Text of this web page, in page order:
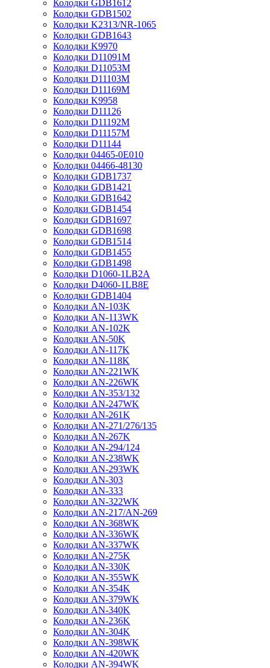
Колодки GDB1612
Колодки GDB1502
Колодки K2313/NR-1065
Колодки GDB1643
Колодки K9970
Колодки D11091M
Колодки D11053M
Колодки D11103M
Колодки D11169M
Колодки K9958
Колодки D11126
Колодки D11192M
Колодки D11157M
Колодки D11144
Колодки 04465-0E010
Колодки 04466-48130
Колодки GDB1737
Колодки GDB1421
Колодки GDB1642
Колодки GDB1454
Колодки GDB1697
Колодки GDB1698
Колодки GDB1514
Колодки GDB1455
Колодки GDB1498
Колодки D1060-1LB2A
Колодки D4060-1LB8E
Колодки GDB1404
Колодки AN-103K
Колодки AN-113WK
Колодки AN-102K
Колодки AN-50K
Колодки AN-117K
Колодки AN-118K
Колодки AN-221WK
Колодки AN-226WK
Колодки AN-353/132
Колодки AN-247WK
Колодки AN-261K
Колодки AN-271/276/135
Колодки AN-267K
Колодки AN-294/124
Колодки AN-238WK
Колодки AN-293WK
Колодки AN-303
Колодки AN-333
Колодки AN-322WK
Колодки AN-217/AN-269
Колодки AN-368WK
Колодки AN-336WK
Колодки AN-337WK
Колодки AN-275K
Колодки AN-330K
Колодки AN-355WK
Колодки AN-354K
Колодки AN-379WK
Колодки AN-340K
Колодки AN-236K
Колодки AN-304K
Колодки AN-398WK
Колодки AN-420WK
Колодки AN-394WK